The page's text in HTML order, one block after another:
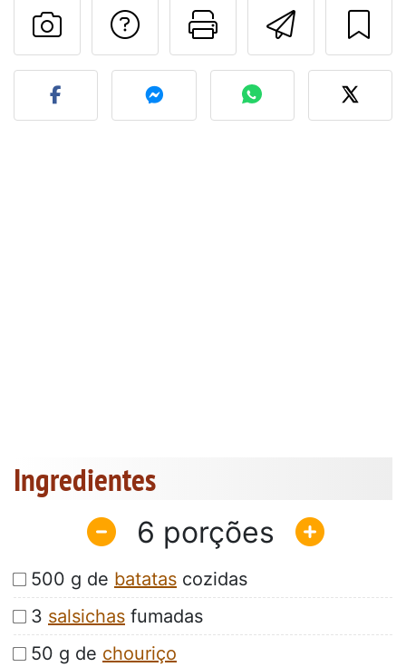
Imprima
Falar com o autor
Fez esta receita?
Ingredientes
6
500 g de batatas cozidas
3 salsichas fumadas
50 g de chouriço